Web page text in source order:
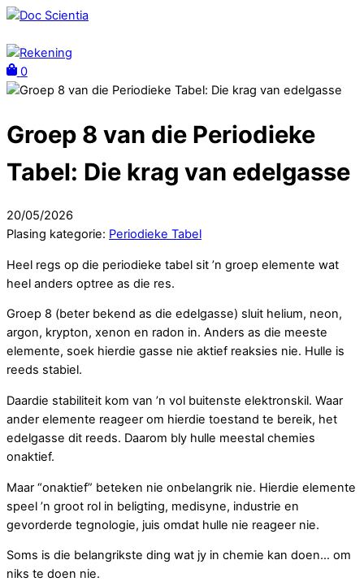
Skip
content
Menu
0
Close
Groep 8 van die Periodieke
Tabel: Die krag van edelgasse
20/05/2026
Plasing kategorie: Periodieke Tabel
Heel regs op die periodieke tabel sit ’n groep elemente wat
heel anders optree as die res.
Groep 8 (beter bekend as die edelgasse) sluit helium, neon,
argon, krypton, xenon en radon in. Anders as die meeste
elemente, soek hierdie gasse nie aktief reaksies nie. Hulle is
reeds stabiel.
Daardie stabiliteit kom van ’n vol buitenste elektronskil. Waar
ander elemente reageer om hierdie toestand te bereik, het
edelgasse dit reeds. Daarom bly hulle meestal chemies
onaktief.
Maar “onaktief” beteken nie onbelangrik nie. Hierdie elemente
speel ’n groot rol in beligting, medisyne, industrie en
gevorderde tegnologie, juis omdat hulle nie reageer nie.
Soms is die belangrikste ding wat jy in chemie kan doen… om
niks te doen nie.